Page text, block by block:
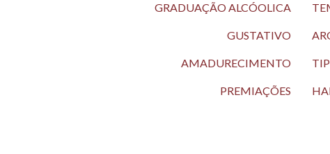
GRADUAÇÃO ALCÓOLICA
GUSTATIVO
AMADURECIMENTO
PREMIAÇÕES